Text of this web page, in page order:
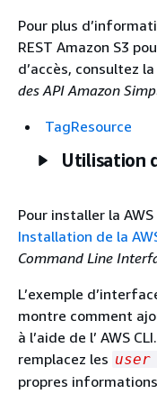
Pour plus
REST Amazon S3
d’accès, consultez
des API Amazon
TagResource
Utilisation
Pour installer la
Installation de la
Command Line
L’exemple
montre comment
à l’aide de l’ AWS
remplacez les
propres